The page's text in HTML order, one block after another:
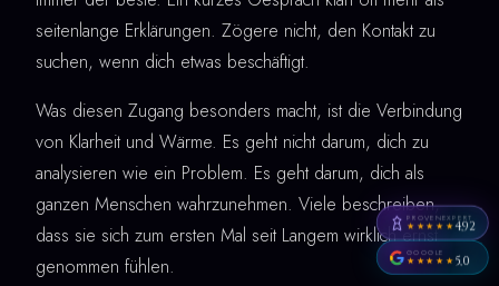
seitenlange Erklärungen. Zögere nicht, den Kontakt zu
suchen, wenn dich etwas beschäftigt.
Was diesen Zugang besonders macht, ist die Verbindung
von Klarheit und Wärme. Es geht nicht darum, dich zu
analysieren wie ein Problem. Es geht darum, dich als
ganzen Menschen wahrzunehmen. Viele beschreiben,
dass sie sich zum ersten Mal seit Langem wirklich ernst
genommen fühlen.
PROVENEXPERT
★★★★★4,92
GOOGLE
★★★★★5,0